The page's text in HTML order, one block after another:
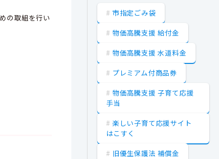
の取組を行い
市指定ごみ袋
物価高騰支援 給付金
物価高騰支援 水道料金
プレミアム付商品券
物価高騰支援 子育て応援
手当
楽しい子育て応援サイト
はこすく
旧優生保護法 補償金